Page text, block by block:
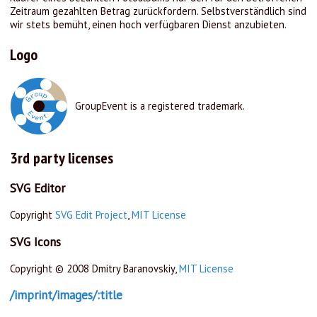
Zeitraum gezahlten Betrag zurückfordern. Selbstverständlich sind
wir stets bemüht, einen hoch verfügbaren Dienst anzubieten.
Logo
GroupEvent is a registered trademark.
3rd party licenses
SVG Editor
Copyright SVG Edit Project,MIT License
SVG Icons
Copyright © 2008 Dmitry Baranovskiy, MIT License
/imprint/images/:title